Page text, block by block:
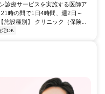
診療サービスを実施する医師ア
時の間で1日4時間、週2日～
施設種別】 クリニック（保険...
宅OK